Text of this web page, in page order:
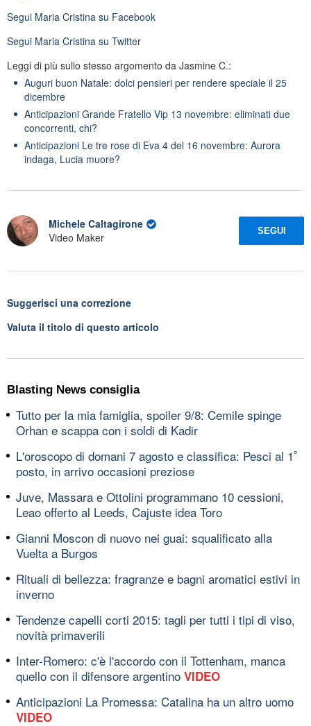
Segui Maria Cristina su Facebook
Segui Maria Cristina su Twitter
Leggi di più sullo stesso argomento da Jasmine C.:
Auguri buon Natale: dolci pensieri per rendere speciale il 25
dicembre
Anticipazioni Grande Fratello Vip 13 novembre: eliminati due
concorrenti, chi?
Anticipazioni Le tre rose di Eva 4 del 16 novembre: Aurora
indaga, Lucia muore?
Michele Caltagirone
Video Maker
SEGUI
Suggerisci una correzione
Valuta il titolo di questo articolo
Blasting News consiglia
Tutto per la mia famiglia, spoiler 9/8: Cemile spinge
Orhan e scappa con i soldi di Kadir
L'oroscopo di domani 7 agosto e classifica: Pesci al 1ﾟ
posto, in arrivo occasioni preziose
Juve, Massara e Ottolini programmano 10 cessioni,
Leao offerto al Leeds, Cajuste idea Toro
Gianni Moscon di nuovo nei guai: squalificato alla
Vuelta a Burgos
Rituali di bellezza: fragranze e bagni aromatici estivi in
inverno
Tendenze capelli corti 2015: tagli per tutti i tipi di viso,
novità primaverili
Inter-Romero: c'è l'accordo con il Tottenham, manca
quello con il difensore argentino VIDEO
Anticipazioni La Promessa: Catalina ha un altro uomo
VIDEO